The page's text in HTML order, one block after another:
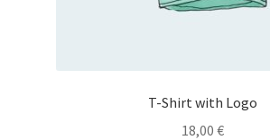
T-Shirt with Logo
18,00 €